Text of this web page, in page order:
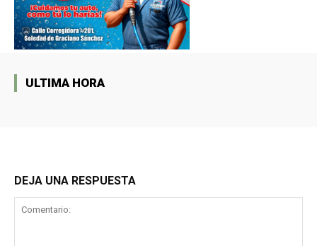
ULTIMA HORA
DEJA UNA RESPUESTA